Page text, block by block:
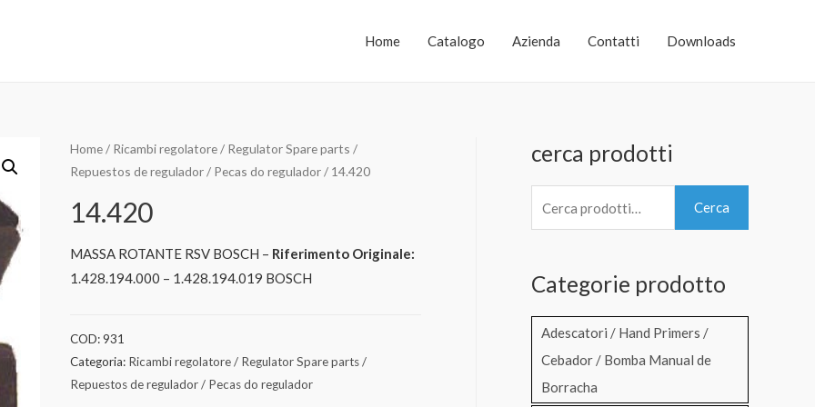
Home Catalogo Azienda Contatti Downloads
Home/ Ricambi regolatore / Regulator Spare parts /
Repuestos de regulador / Pecas do regulador/ 14.420
14.420
MASSA ROTANTE RSV BOSCH – Riferimento Originale:
1.428.194.000 – 1.428.194.019 BOSCH
COD:931
Categoria: Ricambi regolatore / Regulator Spare parts /
Repuestos de regulador / Pecas do regulador
cerca prodotti
e
c
Cerca
Categorie prodotto
Adescatori / Hand Primers /
Cebador / Bomba Manual de
Borracha